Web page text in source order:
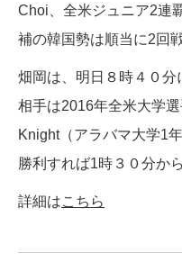
Choi、全米ジュニア2連
補の韓国勢は順当に2回
畑岡は、明日８時４０
相手は2016年全米大学
Knight（アラバマ大学1
勝利すれば1時３０分か
詳細はこちら